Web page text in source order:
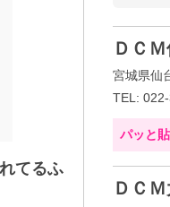
てるふ
ＤＣ
宮城県仙
TEL:
パッと
ＤＣ